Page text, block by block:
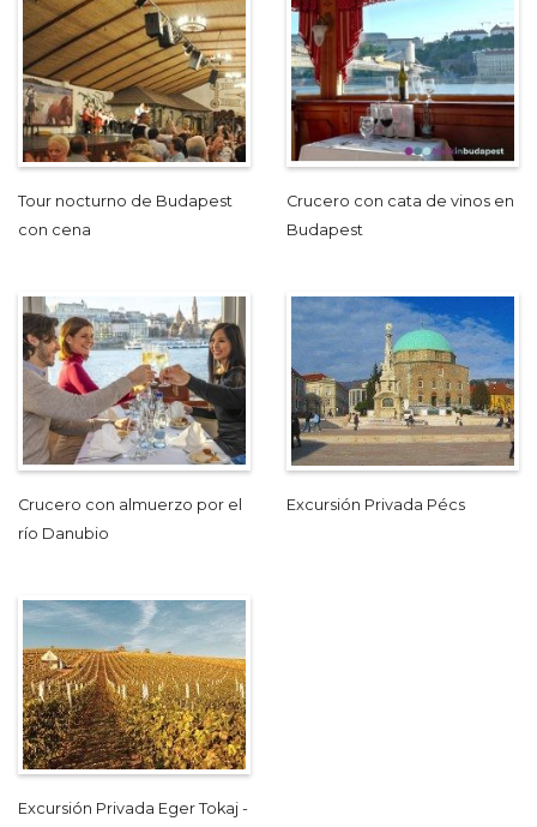
Tour nocturno de Budapest
con cena
Crucero con cata de vinos en
Budapest
Crucero con almuerzo por el
río Danubio
Excursión Privada Pécs
Excursión Privada Eger Tokaj -